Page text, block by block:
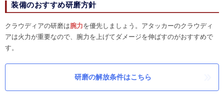
装備のおすすめ研磨方針
クラウディアの研磨は腕力を優先しましょう。アタッカーのクラウディ
アは火力が重要なので、腕力を上げてダメージを伸ばすのがおすすめで
す。
研磨の解放条件はこちら